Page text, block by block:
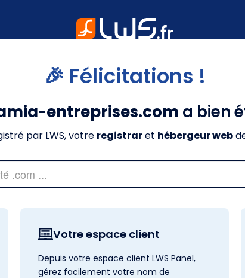
🎉 Félicitations !
entreprises.com a bien
par LWS, votre registraret hébergeur web
Votre espace client
Depuis votre espace client LWS Panel,
gérez facilement votre nom de